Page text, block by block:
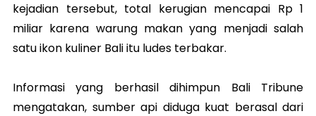
kejadian tersebut, total kerugian mencapai Rp 1
miliar karena warung makan yang menjadi salah
satu ikon kuliner Bali itu ludes terbakar.
Informasi yang berhasil dihimpun Bali Tribune
mengatakan, sumber api diduga kuat berasal dari